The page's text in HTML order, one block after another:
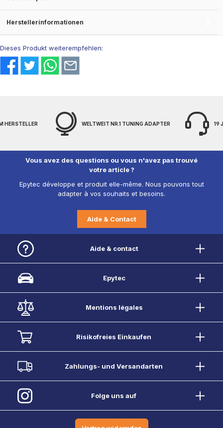
Herstellerinformationen
Dieses Produkt weiterempfehlen:
HERSTELLER WELTWEIT NR.1 TUNING ADAPTER 19
Vous avez des questions ou vous n'avez pas trouvé
votre article ?
Epytec développe et produit elle-même. Nous pouvons tout
adapter à vos souhaits et besoins.
Aide & Contact
Aide & contact
Epytec
Mentions légales
Risikofreies Einkaufen
Zahlungs- und Versandarten
Folge uns auf